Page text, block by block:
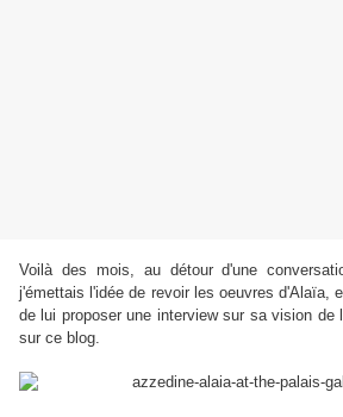
Voilà des mois, au détour d'une
j'émettais l'idée de revoir les oeuvres d'Alaïa,
de lui proposer une interview sur sa vision de
sur ce blog.